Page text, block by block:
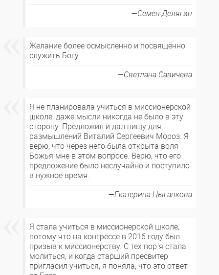
Семён Делягин
Желание более осмысленно и посвящённо
служить Богу.
Светлана Савичева
Я не планировала учиться в миссионерской
школе, даже мысли никогда не было в эту
сторону. Предложил и дал пищу для
размышлений Виталий Сергеевич Мороз. Я
верю, что через него была открыта воля
Божья мне в этом вопросе. Верю, что его
предложение было неслучайно и поступило
в нужное время.
Екатерина Цыганкова
Я стала учиться в миссионерской школе,
потому что на конгрессе в 2016 году был
призыв к миссионерству. С тех пор я стала
молиться, и когда старший пресвитер
пригласил учиться, я поняла, что это ответ